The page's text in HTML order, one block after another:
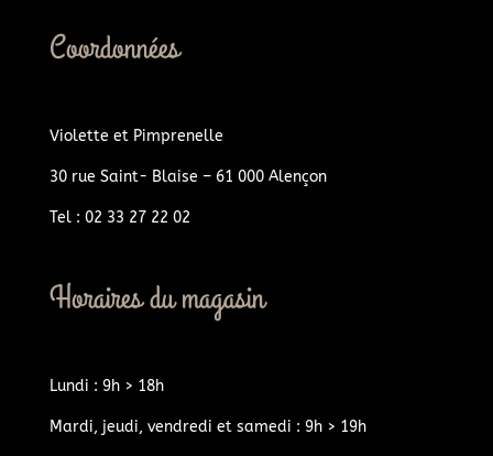
Coordonnées
Violette et Pimprenelle
30 rue Saint- Blaise – 61 000 Alençon
Tel : 02 33 27 22 02
Horaires du magasin
Lundi : 9h > 18h
Mardi, jeudi, vendredi et samedi : 9h > 19h